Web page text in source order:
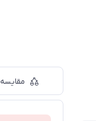
مقایسه